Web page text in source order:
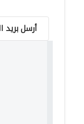
أرسل بريد